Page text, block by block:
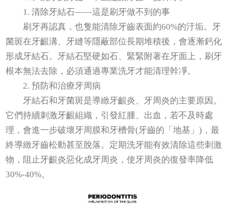
1. 清除牙結石——這是刷牙做不到的事
刷牙再認真，也隻能清除牙齒表面約60%的汙垢。牙
菌斑在牙齦溝、牙縫等隱蔽部位長期堆積後，會逐漸鈣化
形成牙結石。牙結石堅硬如石、緊緊附著在牙面上，刷牙
根本無法去除，必須通過專業洗牙才能清理幹凈。
2. 預防和治療牙周病
牙結石和牙菌斑是導緻牙齦炎、牙周炎的主要原因。
它們持續刺激牙齦組織，引發紅腫、出血，若不及時處
理，會進一步破壞牙周膜和牙槽骨(牙齒的「地基」)，最
終導緻牙齒松動甚至脫落。定期洗牙能有效清除這些刺激
物，阻止牙齦炎惡化成牙周炎，使牙周炎的復發率降低
30%-40%。